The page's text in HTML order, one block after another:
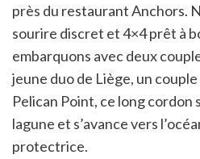
près du restaurant Anchors.
sourire discret et 4×4 prêt à
embarquons avec deux
jeune duo de Liège, un
Pelican Point, ce long cordon
lagune et s’avance vers
protectrice.